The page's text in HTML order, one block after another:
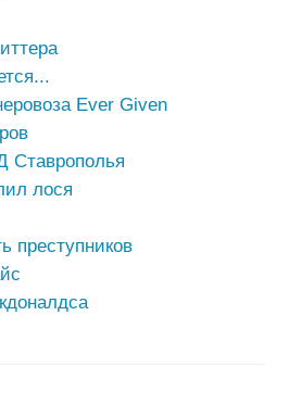
Ever Given
Ставрополья
лося
преступников